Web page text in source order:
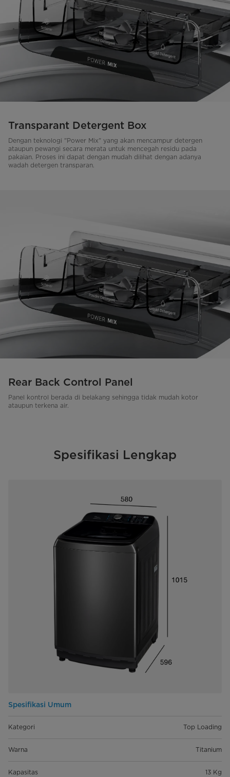
Transparant Detergent Box
Dengan teknologi "Power Mix" yang akan mencampur detergen
ataupun pewangi secara merata untuk mencegah residu pada
pakaian. Proses ini dapat dengan mudah dilihat dengan adanya
wadah detergen transparan.
Rear Back Control Panel
Panel kontrol berada di belakang sehingga tidak mudah kotor
ataupun terkena air.
Spesifikasi Lengkap
Spesifikasi Umum
Kategori Top Loading
Warna Titanium
Kapasitas 13 Kg